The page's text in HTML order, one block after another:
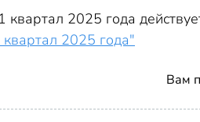
квартал 2025 года
2025 года"
Вам